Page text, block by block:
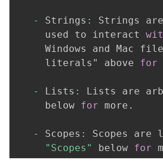
- Strings : Strings
     used to interact
Windows and Mac
     literals" above
for
- Lists : Lists are
     below
for more .
- Scopes :
Scopes
"Scopes"
below for